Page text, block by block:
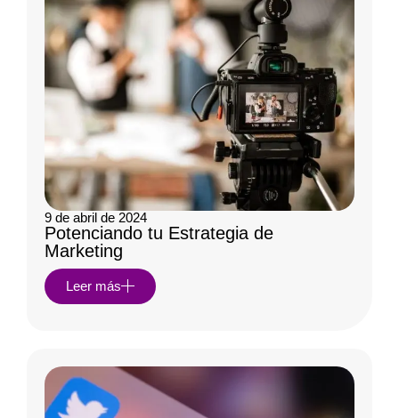
9 de abril de 2024
Potenciando tu Estrategia de
Marketing
Leer más